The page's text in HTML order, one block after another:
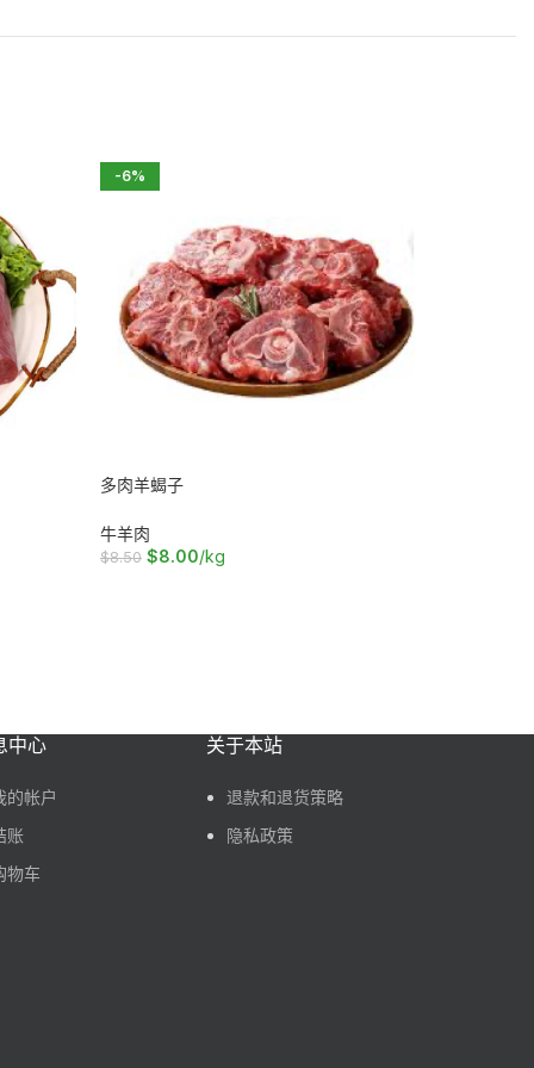
-6%
多肉羊蝎子
牛羊肉
$8.50 $8.00/kg
中心
的帐户
账
物车
关于本站
退款和退货策略
隐私政策